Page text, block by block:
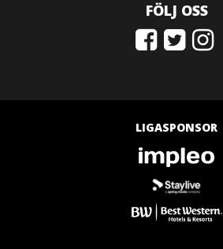
FÖLJ OSS
LIGASPONSOR